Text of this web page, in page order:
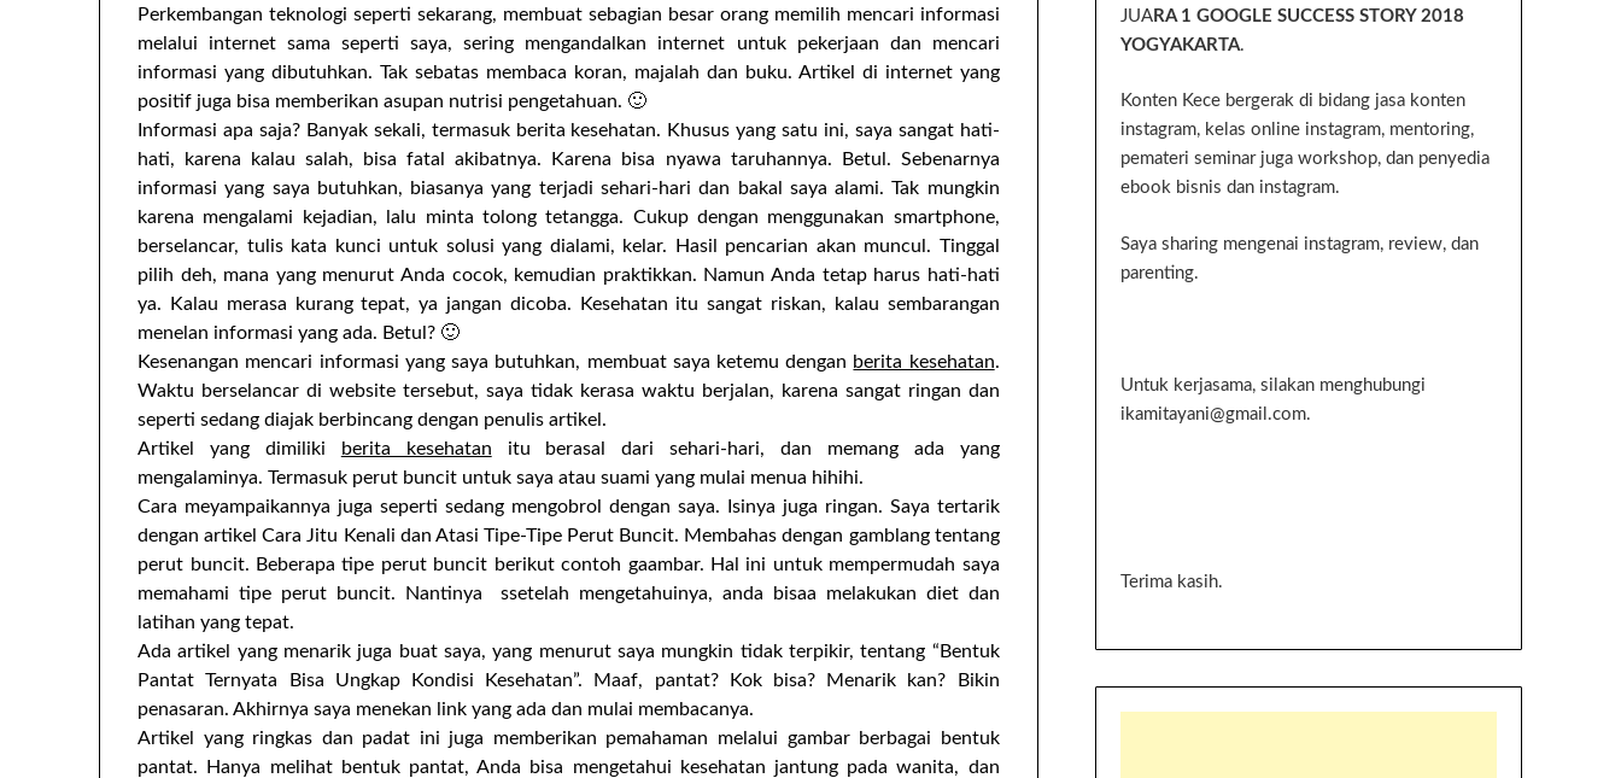
Perkembangan teknologi seperti sekarang, membuat sebagian besar orang memilih mencari informasi
melalui internet sama seperti saya, sering mengandalkan internet untuk pekerjaan dan mencari
informasi yang dibutuhkan. Tak sebatas membaca koran, majalah dan buku. Artikel di internet yang
positif juga bisa memberikan asupan nutrisi pengetahuan. 🙂
Informasi apa saja? Banyak sekali, termasuk berita kesehatan. Khusus yang satu ini, saya sangat hati-
hati, karena kalau salah, bisa fatal akibatnya. Karena bisa nyawa taruhannya. Betul. Sebenarnya
informasi yang saya butuhkan, biasanya yang terjadi sehari-hari dan bakal saya alami. Tak mungkin
karena mengalami kejadian, lalu minta tolong tetangga. Cukup dengan menggunakan smartphone,
berselancar, tulis kata kunci untuk solusi yang dialami, kelar. Hasil pencarian akan muncul. Tinggal
pilih deh, mana yang menurut Anda cocok, kemudian praktikkan. Namun Anda tetap harus hati-hati
ya. Kalau merasa kurang tepat, ya jangan dicoba. Kesehatan itu sangat riskan, kalau sembarangan
menelan informasi yang ada. Betul? 🙂
Kesenangan mencari informasi yang saya butuhkan, membuat saya ketemu dengan berita kesehatan.
Waktu berselancar di website tersebut, saya tidak kerasa waktu berjalan, karena sangat ringan dan
seperti sedang diajak berbincang dengan penulis artikel.
Artikel yang dimiliki
berita kesehatan itu berasal dari sehari-hari, dan memang ada yang
mengalaminya. Termasuk perut buncit untuk saya atau suami yang mulai menua hihihi.
Cara meyampaikannya juga seperti sedang mengobrol dengan saya. Isinya juga ringan. Saya tertarik
dengan artikel Cara Jitu Kenali dan Atasi Tipe-Tipe Perut Buncit. Membahas dengan gamblang tentang
perut buncit. Beberapa tipe perut buncit berikut contoh gaambar. Hal ini untuk mempermudah saya
memahami tipe perut buncit. Nantinya ssetelah mengetahuinya, anda bisaa melakukan diet dan
latihan yang tepat.
Ada artikel yang menarik juga buat saya, yang menurut saya mungkin tidak terpikir, tentang “Bentuk
Pantat Ternyata Bisa Ungkap Kondisi Kesehatan”. Maaf, pantat? Kok bisa? Menarik kan? Bikin
penasaran. Akhirnya saya menekan link yang ada dan mulai membacanya.
Artikel yang ringkas dan padat ini juga memberikan pemahaman melalui gambar berbagai bentuk
pantat. Hanya melihat bentuk pantat, Anda bisa mengetahui kesehatan jantung pada wanita, dan
JUARA 1 GOOGLE SUCCESS STORY 2018
YOGYAKARTA.
Konten Kece bergerak di bidang jasa konten
instagram, kelas online instagram, mentoring,
pemateri seminar juga workshop, dan penyedia
ebook bisnis dan instagram.
Saya sharing mengenai instagram, review, dan
parenting.
Untuk kerjasama, silakan menghubungi
ikamitayani@gmail.com.
Terima kasih.